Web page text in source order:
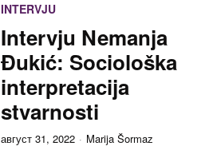
INTERVJU
Intervju Nemanja
Đukić: Sociološka
interpretacija
stvarnosti
август 31, 2022 Marija Šormaz